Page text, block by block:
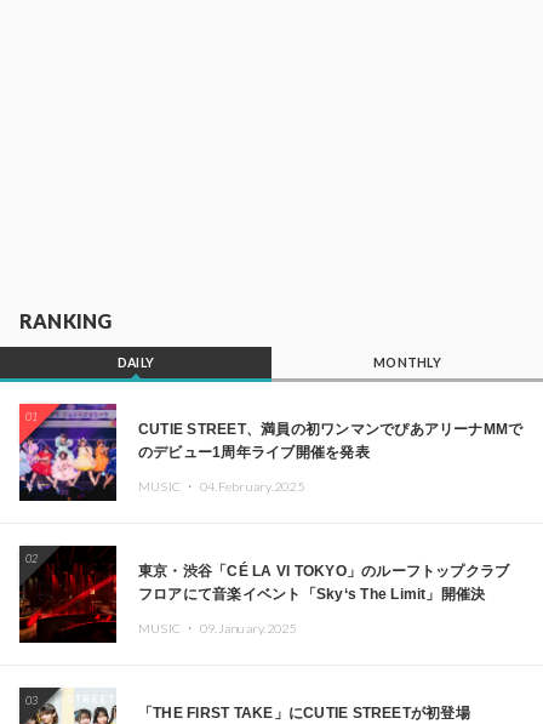
RANKING
DAILY MONTHLY
01
CUTIE STREET、満員の初ワンマンでぴあアリーナMMで
のデビュー1周年ライブ開催を発表
MUSIC ・ 04.February.2025
02
東京・渋谷「CÉ LA VI TOKYO」のルーフトップクラブ
フロアにて音楽イベント「Sky‘s The Limit」開催決
Kza（FORCE OF NATURE）ら日本を代表するDJ・クリ
MUSIC ・ 09.January.2025
03
「THE FIRST TAKE」にCUTIE STREETが初登場